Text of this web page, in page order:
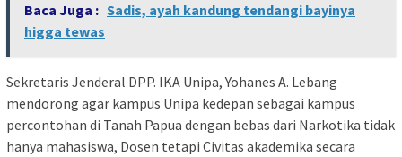
Baca Juga : Sadis, ayah kandung tendangi bayinya
higga tewas
Sekretaris Jenderal DPP. IKA Unipa, Yohanes A. Lebang
mendorong agar kampus Unipa kedepan sebagai kampus
percontohan di Tanah Papua dengan bebas dari Narkotika tidak
hanya mahasiswa, Dosen tetapi Civitas akademika secara